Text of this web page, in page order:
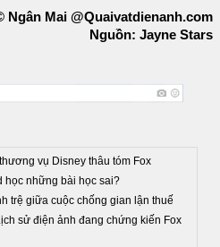
Ngân Mai @Quaivatdienanh.com
Nguồn: Jayne Stars
vụ Disney thâu tóm Fox
học những bài học sai?
trệ giữa cuộc chống gian lận thuế
sử điện ảnh đang chứng kiến Fox